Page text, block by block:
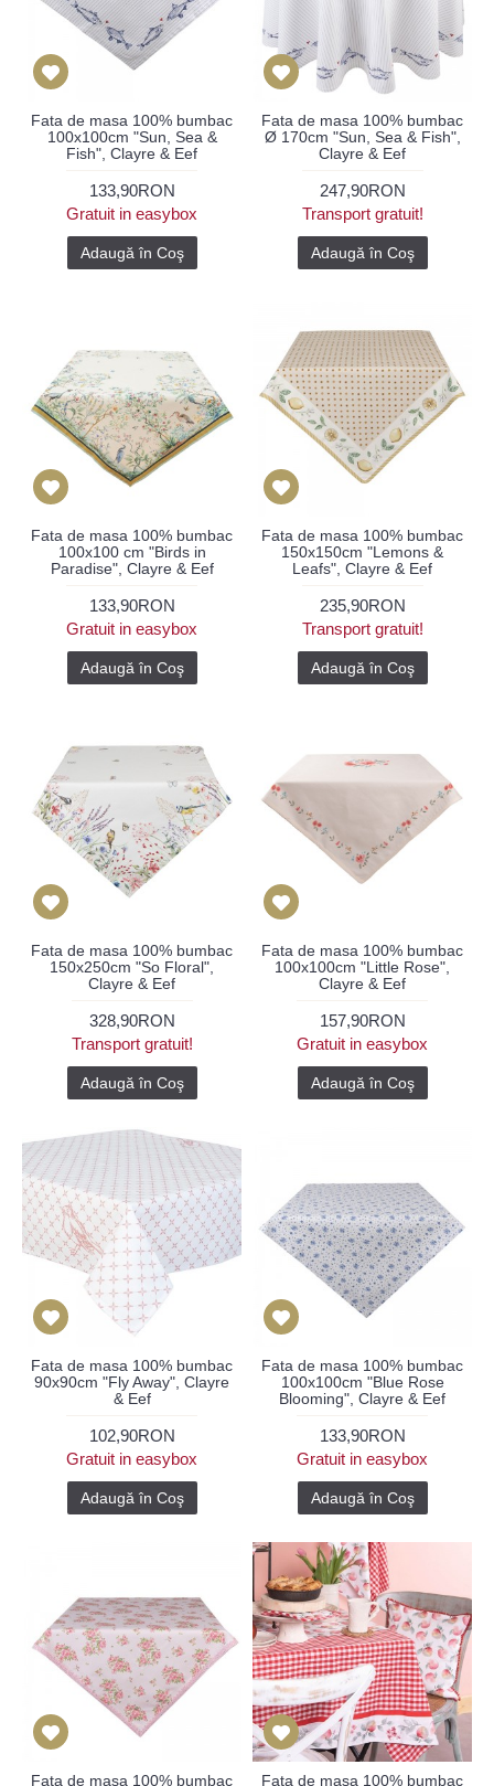
Fata de masa 100% bumbac
100x100cm "Sun, Sea &
Fish", Clayre & Eef
133,90RON
Gratuit in easybox
Adaugă în Coş
Fata de masa 100% bumbac
Ø 170cm "Sun, Sea & Fish",
Clayre & Eef
247,90RON
Transport gratuit!
Adaugă în Coş
Fata de masa 100% bumbac
100x100 cm "Birds in
Paradise", Clayre & Eef
133,90RON
Gratuit in easybox
Adaugă în Coş
Fata de masa 100% bumbac
150x150cm "Lemons &
Leafs", Clayre & Eef
235,90RON
Transport gratuit!
Adaugă în Coş
Fata de masa 100% bumbac
150x250cm "So Floral",
Clayre & Eef
328,90RON
Transport gratuit!
Adaugă în Coş
Fata de masa 100% bumbac
100x100cm "Little Rose",
Clayre & Eef
157,90RON
Gratuit in easybox
Adaugă în Coş
Fata de masa 100% bumbac
90x90cm "Fly Away", Clayre
& Eef
102,90RON
Gratuit in easybox
Adaugă în Coş
Fata de masa 100% bumbac
100x100cm "Blue Rose
Blooming", Clayre & Eef
133,90RON
Gratuit in easybox
Adaugă în Coş
Fata de masa 100% bumbac Fata de masa 100% bumbac